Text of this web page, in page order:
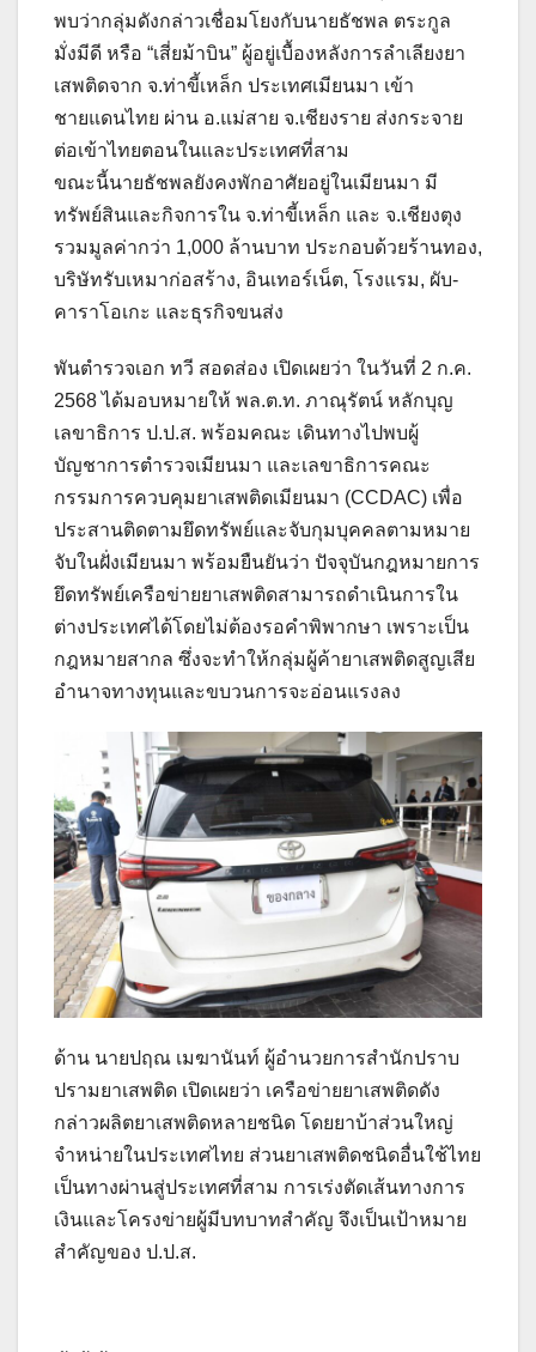
พบว่ากลุ่มดังกล่าวเชื่อมโยงกับนายธัชพล ตระกูล
มั่งมีดี หรือ “เสี่ยม้าบิน” ผู้อยู่เบื้องหลังการลำเลียงยา
เสพติดจาก จ.ท่าขี้เหล็ก ประเทศเมียนมา เข้า
ชายแดนไทย ผ่าน อ.แม่สาย จ.เชียงราย ส่งกระจาย
ต่อเข้าไทยตอนในและประเทศที่สาม
ขณะนี้นายธัชพลยังคงพักอาศัยอยู่ในเมียนมา มี
ทรัพย์สินและกิจการใน จ.ท่าขี้เหล็ก และ จ.เชียงตุง
รวมมูลค่ากว่า 1,000 ล้านบาท ประกอบด้วยร้านทอง,
บริษัทรับเหมาก่อสร้าง, อินเทอร์เน็ต, โรงแรม, ผับ-
คาราโอเกะ และธุรกิจขนส่ง
พันตำรวจเอก ทวี สอดส่อง เปิดเผยว่า ในวันที่ 2 ก.ค.
2568 ได้มอบหมายให้ พล.ต.ท. ภาณุรัตน์ หลักบุญ
เลขาธิการ ป.ป.ส. พร้อมคณะ เดินทางไปพบผู้
บัญชาการตำรวจเมียนมา และเลขาธิการคณะ
กรรมการควบคุมยาเสพติดเมียนมา (CCDAC) เพื่อ
ประสานติดตามยึดทรัพย์และจับกุมบุคคลตามหมาย
จับในฝั่งเมียนมา พร้อมยืนยันว่า ปัจจุบันกฎหมายการ
ยึดทรัพย์เครือข่ายยาเสพติดสามารถดำเนินการใน
ต่างประเทศได้โดยไม่ต้องรอคำพิพากษา เพราะเป็น
กฎหมายสากล ซึ่งจะทำให้กลุ่มผู้ค้ายาเสพติดสูญเสีย
อำนาจทางทุนและขบวนการจะอ่อนแรงลง
ด้าน นายปฤณ เมฆานันท์ ผู้อำนวยการสำนักปราบ
ปรามยาเสพติด เปิดเผยว่า เครือข่ายยาเสพติดดัง
กล่าวผลิตยาเสพติดหลายชนิด โดยยาบ้าส่วนใหญ่
จำหน่ายในประเทศไทย ส่วนยาเสพติดชนิดอื่นใช้ไทย
เป็นทางผ่านสู่ประเทศที่สาม การเร่งตัดเส้นทางการ
เงินและโครงข่ายผู้มีบทบาทสำคัญ จึงเป็นเป้าหมาย
สำคัญของ ป.ป.ส.